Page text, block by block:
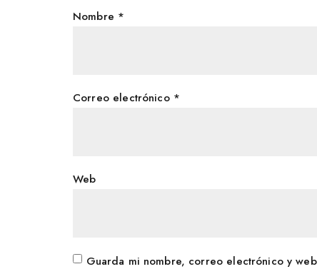
Nombre *
Correo electrónico *
Web
Guarda mi nombre, correo electrónico y